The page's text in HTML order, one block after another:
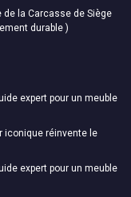
de la Carcasse de Siège
durable )
expert pour un meuble
iconique réinvente le
expert pour un meuble